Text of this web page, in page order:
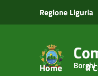
Vai ai contenuti
Vai al menu di
Regione Liguria
Borghi
Home Il